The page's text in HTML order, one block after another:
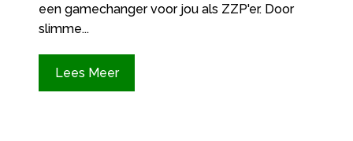
een gamechanger voor jou als ZZP'er. Door
slimme...
Lees Meer